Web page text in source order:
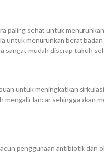
sehat untuk
untuk menurunkan berat
mudah diserap tubuh
untuk meningkatkan
lancar sehingga akan
penggunaan antibiotik dan